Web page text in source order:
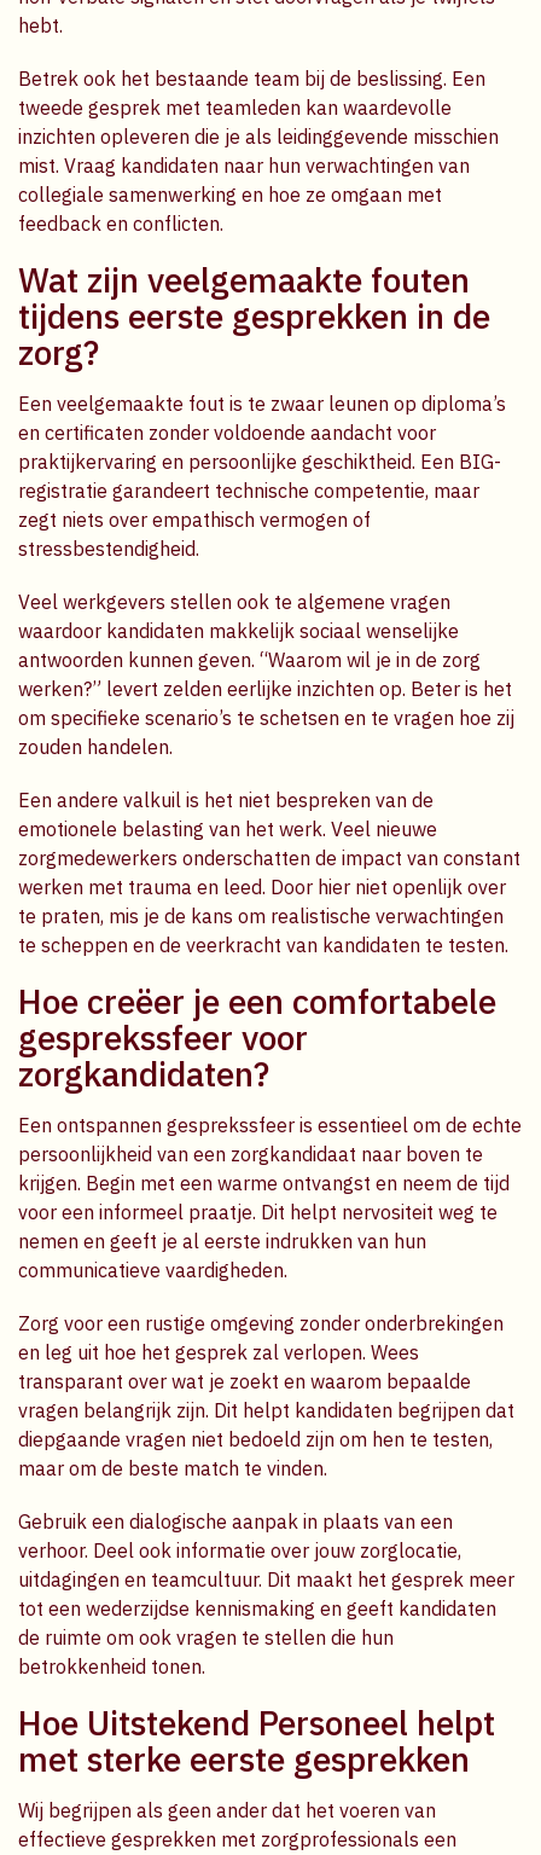
hebt.
Betrek ook het bestaande team bij de beslissing. Een
tweede gesprek met teamleden kan waardevolle
inzichten opleveren die je als leidinggevende misschien
mist. Vraag kandidaten naar hun verwachtingen van
collegiale samenwerking en hoe ze omgaan met
feedback en conflicten.
Wat zijn veelgemaakte fouten
tijdens eerste gesprekken in de
zorg?
Een veelgemaakte fout is te zwaar leunen op diploma’s
en certificaten zonder voldoende aandacht voor
praktijkervaring en persoonlijke geschiktheid. Een BIG-
registratie garandeert technische competentie, maar
zegt niets over empathisch vermogen of
stressbestendigheid.
Veel werkgevers stellen ook te algemene vragen
waardoor kandidaten makkelijk sociaal wenselijke
antwoorden kunnen geven. “Waarom wil je in de zorg
werken?” levert zelden eerlijke inzichten op. Beter is het
om specifieke scenario’s te schetsen en te vragen hoe zij
zouden handelen.
Een andere valkuil is het niet bespreken van de
emotionele belasting van het werk. Veel nieuwe
zorgmedewerkers onderschatten de impact van constant
werken met trauma en leed. Door hier niet openlijk over
te praten, mis je de kans om realistische verwachtingen
te scheppen en de veerkracht van kandidaten te testen.
Hoe creëer je een comfortabele
gesprekssfeer voor
zorgkandidaten?
Een ontspannen gesprekssfeer is essentieel om de echte
persoonlijkheid van een zorgkandidaat naar boven te
krijgen. Begin met een warme ontvangst en neem de tijd
voor een informeel praatje. Dit helpt nervositeit weg te
nemen en geeft je al eerste indrukken van hun
communicatieve vaardigheden.
Zorg voor een rustige omgeving zonder onderbrekingen
en leg uit hoe het gesprek zal verlopen. Wees
transparant over wat je zoekt en waarom bepaalde
vragen belangrijk zijn. Dit helpt kandidaten begrijpen dat
diepgaande vragen niet bedoeld zijn om hen te testen,
maar om de beste match te vinden.
Gebruik een dialogische aanpak in plaats van een
verhoor. Deel ook informatie over jouw zorglocatie,
uitdagingen en teamcultuur. Dit maakt het gesprek meer
tot een wederzijdse kennismaking en geeft kandidaten
de ruimte om ook vragen te stellen die hun
betrokkenheid tonen.
Hoe Uitstekend Personeel helpt
met sterke eerste gesprekken
Wij begrijpen als geen ander dat het voeren van
effectieve gesprekken met zorgprofessionals een